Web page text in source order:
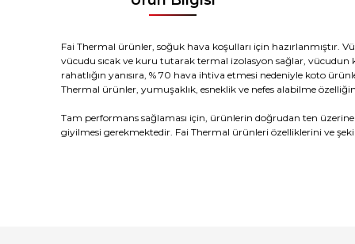
Fai Thermal ürünler, soğuk hava koşulları için hazırlanmıştır.
vücudu sıcak ve kuru tutarak termal izolasyon sağlar, vücudun
rahatlığın yanısıra, % 70 hava ihtiva etmesi nedeniyle koto
Thermal ürünler, yumuşaklık, esneklik ve nefes alabilme
Tam performans sağlaması için, ürünlerin doğrudan ten üzerine
giyilmesi gerekmektedir. Fai Thermal ürünleri özelliklerini ve